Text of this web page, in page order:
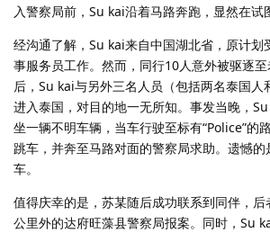
入警察局前，Su kai沿着马路奔跑，显然在试
经沟通了解，Su kai来自中国湖北省，原计划
事服务员工作。然而，同行10人意外被驱逐
后，Su kai与另外三名人员（包括两名泰国人
进入泰国，对目的地一无所知。事发当晚，
坐一辆不明车辆，当车行驶至标有“Police”的
跳车，并奔至马路对面的警察局求助。遗憾
车。
值得庆幸的是，苏某随后成功联系到同伴，
公里外的达府旺藻县警察局报案。同时，Su